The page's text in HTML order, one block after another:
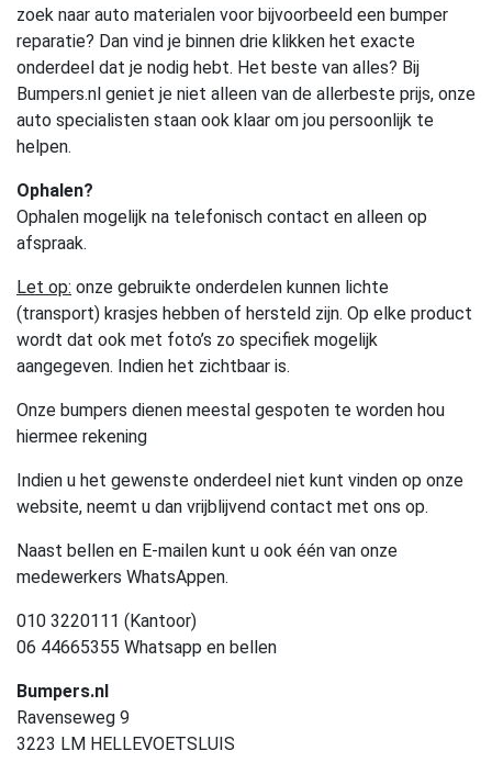
zoek naar auto materialen voor bijvoorbeeld een bumper
reparatie? Dan vind je binnen drie klikken het exacte
onderdeel dat je nodig hebt. Het beste van alles? Bij
Bumpers.nl geniet je niet alleen van de allerbeste prijs, onze
auto specialisten staan ook klaar om jou persoonlijk te
helpen.
Ophalen?
Ophalen mogelijk na telefonisch contact en alleen op
afspraak.
Let op: onze gebruikte onderdelen kunnen lichte
(transport) krasjes hebben of hersteld zijn. Op elke product
wordt dat ook met foto’s zo specifiek mogelijk
aangegeven. Indien het zichtbaar is.
Onze bumpers dienen meestal gespoten te worden hou
hiermee rekening
Indien u het gewenste onderdeel niet kunt vinden op onze
website, neemt u dan vrijblijvend contact met ons op.
Naast bellen en E-mailen kunt u ook één van onze
medewerkers WhatsAppen.
010 3220111 (Kantoor)
06 44665355 Whatsapp en bellen
Bumpers.nl
Ravenseweg 9
3223 LM HELLEVOETSLUIS